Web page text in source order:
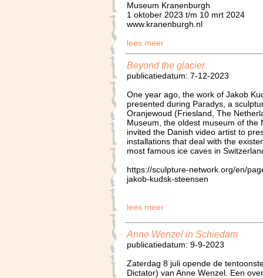
Museum Kranenburgh
1 oktober 2023 t/m 10 mrt 2024
www.kranenburgh.nl
lees meer
Beyond the glacier
publicatiedatum: 7-12-2023
One year ago, the work of Jakob
presented during Paradys, a
Oranjewoud (Friesland, The
Museum, the oldest museum of the
invited the Danish video artist to
installations that deal with the
most famous ice caves in
https://sculpture-network.org/en/
jakob-kudsk-steensen
lees meer
Anne Wenzel in Schiedam
publicatiedatum: 9-9-2023
Zaterdag 8 juli opende de
Dictator) van Anne Wenzel. Een